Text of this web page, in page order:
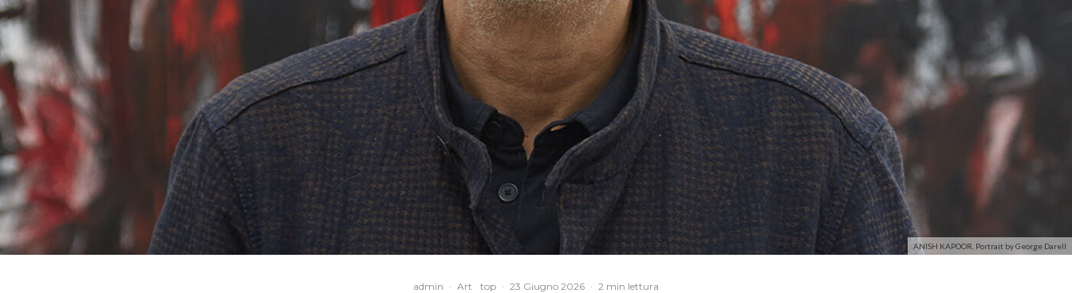
ANISH KAPOOR. Portrait by George Darell
admin · Art top · 23 Giugno 2026 · 2 min lettura